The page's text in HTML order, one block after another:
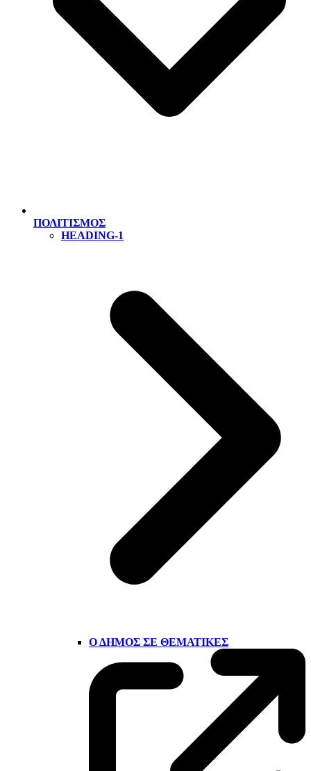
ΠΟΛΙΤΙΣΜΟΣ
HEADING-1
Ο ΔΉΜΟΣ ΣΕ ΘΕΜΑΤΙΚΈΣ